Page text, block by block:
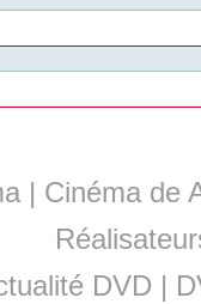
| Cinéma de
DVD |